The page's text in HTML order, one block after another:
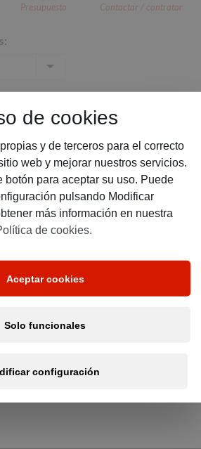
de cookies
y de terceros para el correcto
web y mejorar nuestros servicios.
botón para aceptar su uso. Puede
pulsando Modificar
más información en nuestra
de cookies.
Aceptar cookies
Solo funcionales
configuración
Presupuesto Contactar / contratar
política de privacidad